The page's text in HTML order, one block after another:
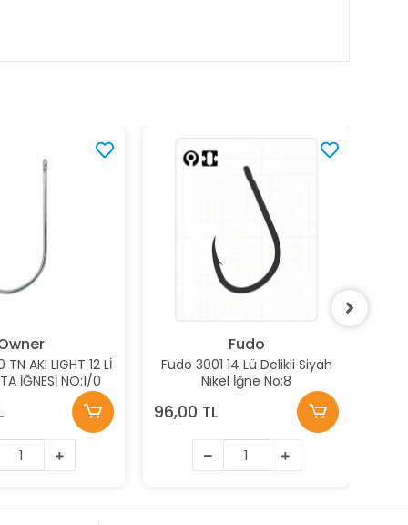
AKI LIGHT 12 Lİ
İĞNESİ NO:1/0
Fudo
Fudo 3001 14 Lü Delikli Siyah
Nikel İğne No:8
96,00 TL